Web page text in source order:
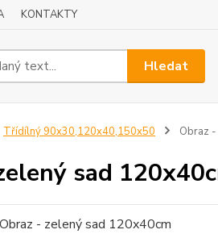
KONTAKTY
Hledat
Třídílný 90x30,120x40,150x50 Obraz
sad